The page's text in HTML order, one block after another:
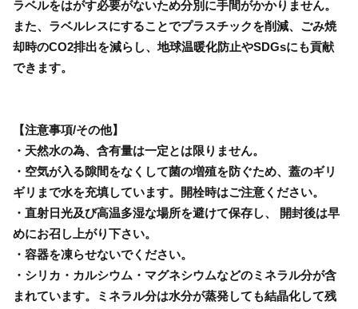
ラベルをはがす必要がないため分別に手間がかかりません。
また、ラベルレスにすることでプラスチックを削減、ごみ焼
却時のCO2排出を減らし、地球温暖化防止やSDGsにも貢献
できます。
【注意事項/その他】
・天然水の為、含有量は一定とは限りません。
・空気が入る隙間をなくして菌の増殖を防ぐため、蓋のギリ
ギリまで水を充填しています。開栓時はご注意ください。
・直射日光及び高温多湿な場所を避けて保存し、 開封後は早
めにお召し上がり下さい。
・容器を凍らせないでください。
・シリカ・カルシウム・マグネシウムなどのミネラル分が含
まれています。ミネラル分は水分が蒸発しても結晶化して残